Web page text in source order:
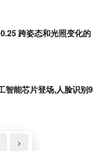
跨姿态和光照变化的
智能芯片登场,人脸识别9
>